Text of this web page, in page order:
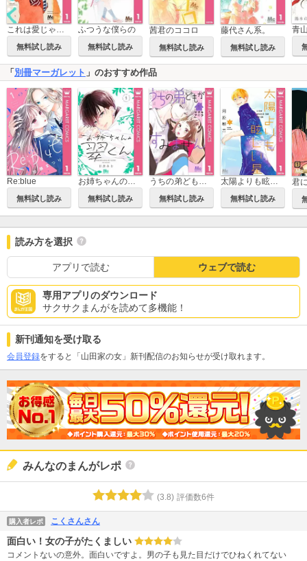
無料試し読み
ふつうな僕らの
無料試し読み
茜君のココロ
無料試し読み
藤代さん系。
無料試し読み
青
「別冊マーガレット 」のおすすめ作品
Re:blue
無料試し読み
お姉ちゃんの翠くん
無料試し読み
うちの弟どもがすみません
無料試し読み
太陽よりも眩しい星
無料試し読み
君
読み方を選択
アプリで読む ウェブで読む
専用アプリのダウンロード
サクサクまんがを読めて多機能！
新刊通知を受け取る
会員登録をすると「山田家の女」新刊配信のお知らせが受け取れます。
みんなのまんがレポ
(3.8) 評価数6件
購入者レポ こくさんさん
面白い！女の子がたくましい
コメントないの意外。面白いですよ。男の子も見た目だけでひねくれてない